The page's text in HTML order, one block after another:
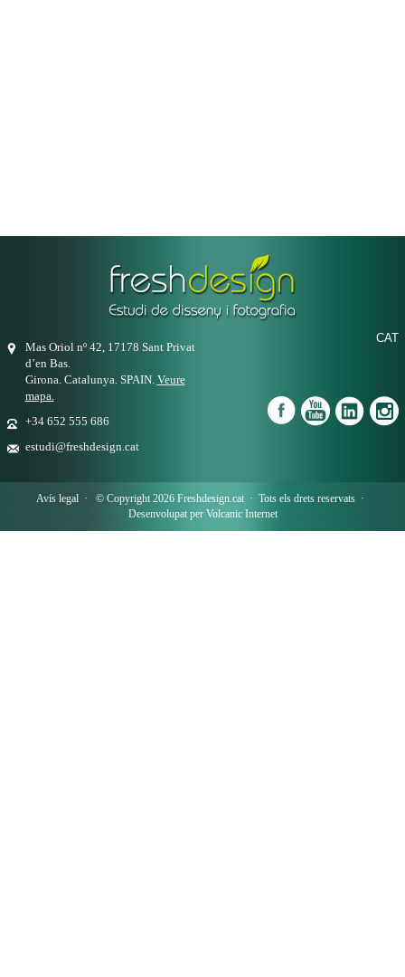
Mas Oriol nº 42, 17178 Sant Privat
d’en Bas.
Girona. Catalunya. SPAIN. Veure
mapa.
+34 652 555 686
estudi@freshdesign.cat
CAT
Avís legal· © Copyright 2026 Freshdesign.cat · Tots els drets reservats ·
Desenvolupat per Volcanic Internet